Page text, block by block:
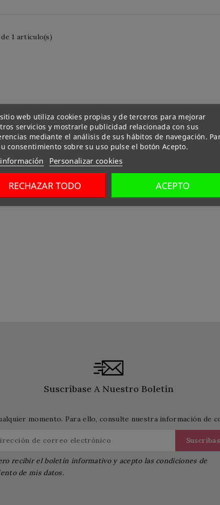
1 artículo(s)
Suscríbase A Nuestro Boletín
momento. Para ello, consulte nuestra información de
recibir el boletín informativo y acepto las condiciones de
de mis datos.
web utiliza cookies propias y de terceros para mejorar
servicios y mostrarle publicidad relacionada con sus
mediante el análisis de sus hábitos de navegación.
consentimiento sobre su uso pulse el botón Acepto.
Personalizar cookies
RECHAZAR TODO ACEPTO